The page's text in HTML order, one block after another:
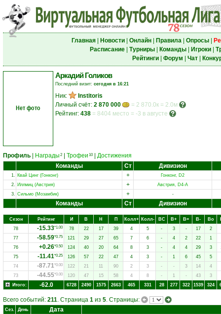
Главная| Новости| Онлайн| Правила| Опросы|
Расписание| Турниры| Команды| Игроки|
Рейтинги| Форум Чат|
Нет фото
Аркадий Голиков
Последний визит: сегодня в 16:21
Ник:
Institoris
Личный счёт: 2 870 000
= 2 870.0к = 2.0м
Рейтинг: 438 = 8404 место = -3 в августе
Профиль Награды 2 Трофеи 10| Достижения
Команды
Ст Дивизион
1. Квай Цинг (Гонконг) +
Гонконг, D2
2. Иллмиц (Австрия) +
Австрия, D4-A
3. Сильмо (Мозамбик) + -
Команды Ст Дивизион
Сезон Рейтинг И В Н П Колл+ Колл- ВC В+ В= В- Вo
78
-15.33*1.00 78 22 17 39 4 5 - 3 - 17
2
77
-58.59*0.75 121 29 27 65 7 6 - 4 2 22
1
76
+0.26*0.50 124 40 20 64 8 3 - 4 4 29 3
75
-11.41*0.25 126 57 22 47 4 3 - 1 6 45
5
74
-87.71*0.00 122 21 11 90 2 3 - - 3 14
4
73
-44.55*0.00 120 47 15 58 4 8 - 1 - 43
3
Итого:
-62.0 6728 2490 1575 2663 465 331 28 277 322 1539 324
Всего событий: 211. Страница 1 из 5. Страницы:
Сез. День Дата